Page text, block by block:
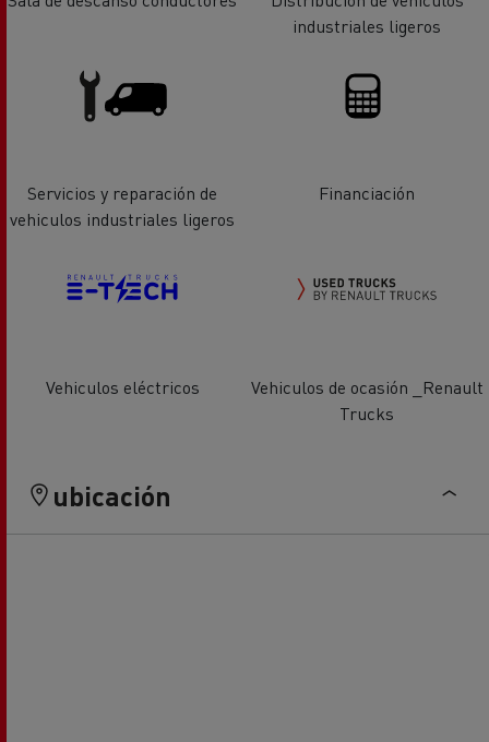
industriales ligeros
Servicios y reparación de
vehiculos industriales ligeros
Financiación
Vehiculos eléctricos
Vehiculos de ocasión _Renault
Trucks
ubicación